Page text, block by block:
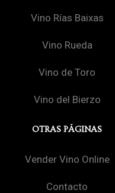
Vino Rías Baixas
Vino Rueda
Vino de Toro
Vino del Bierzo
OTRAS PÁGINAS
Vender Vino Online
Contacto